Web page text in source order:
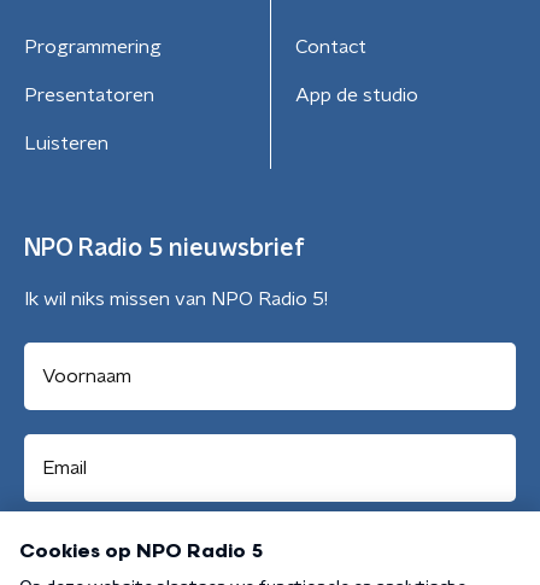
Programmering
Presentatoren
Luisteren
Contact
App de studio
NPO Radio 5 nieuwsbrief
Ik wil niks missen van NPO Radio 5!
Aanmelden